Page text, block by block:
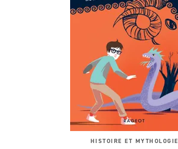
HISTOIRE ET MYTHOLOGIE